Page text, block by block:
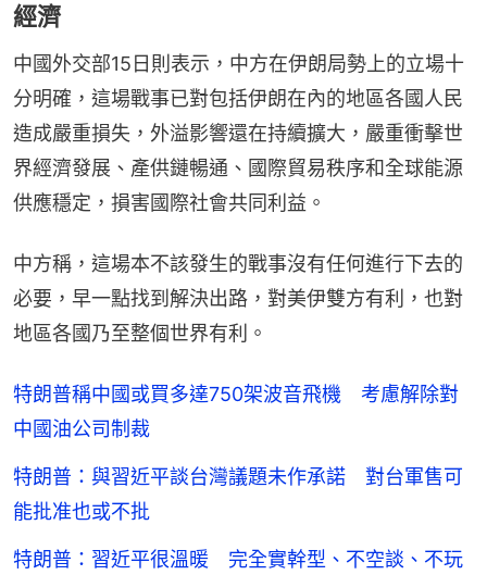
經濟
中國外交部15日則表示，中方在伊朗局勢上的立場十
分明確，這場戰事已對包括伊朗在內的地區各國人民
造成嚴重損失，外溢影響還在持續擴大，嚴重衝擊世
界經濟發展、產供鏈暢通、國際貿易秩序和全球能源
供應穩定，損害國際社會共同利益。
中方稱，這場本不該發生的戰事沒有任何進行下去的
必要，早一點找到解決出路，對美伊雙方有利，也對
地區各國乃至整個世界有利。
特朗普稱中國或買多達750架波音飛機 考慮解除對
中國油公司制裁
特朗普：與習近平談台灣議題未作承諾 對台軍售可
能批准也或不批
特朗普：習近平很溫暖 完全實幹型、不空談、不玩